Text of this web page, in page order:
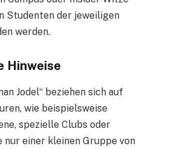
Studenten der jeweiligen
werden.
Hinweise
Jodel“ beziehen sich auf
wie beispielsweise
spezielle Clubs oder
nur einer kleinen Gruppe von